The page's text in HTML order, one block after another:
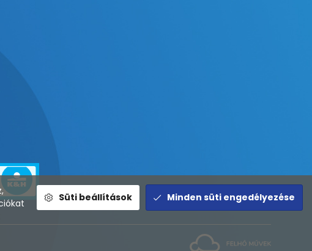
Süti beállítások Minden süti engedélyezése